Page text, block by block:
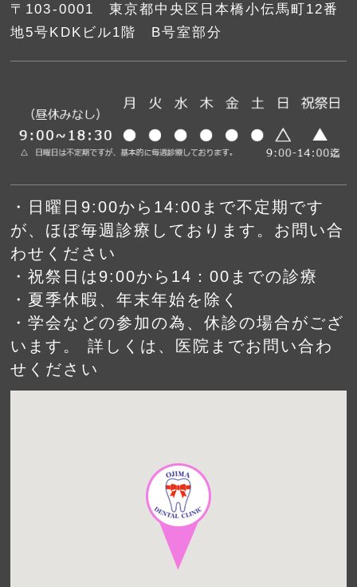
〒103-0001 東京都中央区日本橋小伝馬町12番
地5号KDKビル1階 B号室部分
・日曜日9:00から14:00まで不定期です
が、ほぼ毎週診療しております。お問い合
わせください
・祝祭日は9:00から14：00までの診療
・夏季休暇、年末年始を除く
・学会などの参加の為、休診の場合がござ
います。 詳しくは、医院までお問い合わ
せください